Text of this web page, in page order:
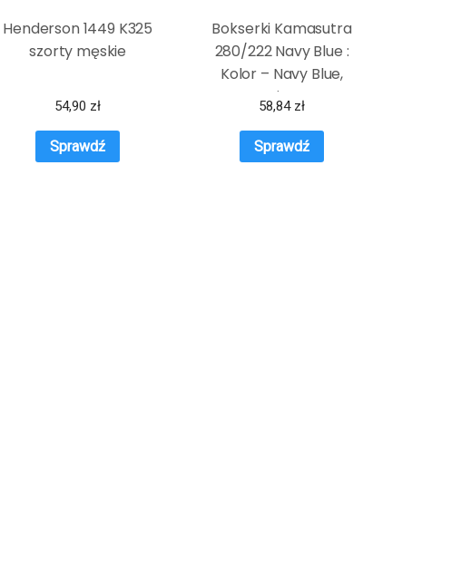
Henderson 1449 K325
szorty męskie
54,90 zł
Sprawdź
Bokserki Kamasutra
280/222 Navy Blue :
Kolor – Navy Blue,
Rozmiar – XL
58,84 zł
Sprawdź